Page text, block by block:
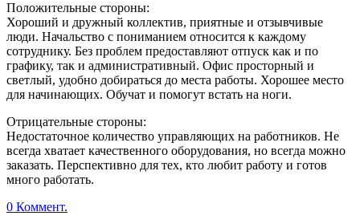
Положительные стороны:
Хороший и дружный коллектив, приятные и отзывчивые
люди. Начальство с пониманием относится к каждому
сотруднику. Без проблем предоставляют отпуск как и по
графику, так и административный. Офис просторный и
светлый, удобно добираться до места работы. Хорошее место
для начинающих. Обучат и помогут встать на ноги.
Отрицательные стороны:
Недостаточное количество управляющих на работников. Не
всегда хватает качественного оборудования, но всегда можно
заказать. Перспективно для тех, кто любит работу и готов
много работать.
0 Коммент.